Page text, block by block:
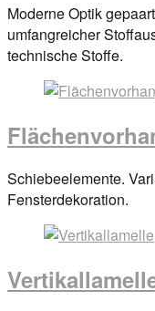
Posted
on
29.
By
Moderne Optik
umfangreicher
technische Stoffe.
Posted
on
anova
Schiebeelemente.
Fensterdekoration.